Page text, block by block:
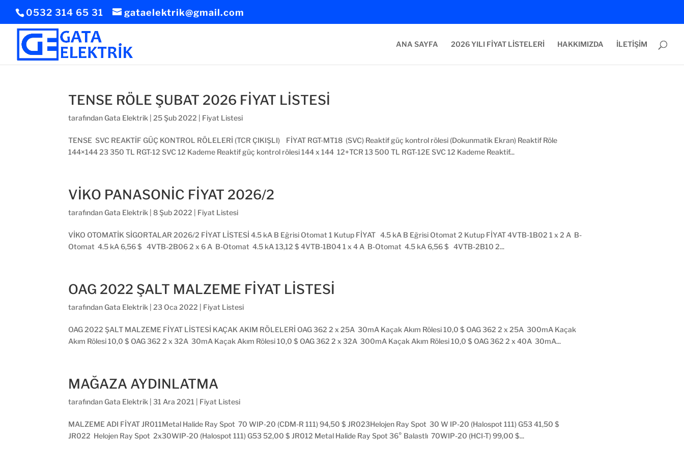
0532 314 65 31 gataelektrik@gmail.com
ANA SAYFA 2026 YILI FİYAT LİSTELERİ HAKKIMIZDA İLETİŞİM
TENSE RÖLE ŞUBAT 2026 FİYAT LİSTESİ
tarafındanGata Elektrik |25 Şub 2022 Fiyat Listesi
TENSE SVC REAKTİF GÜÇ KONTROL RÖLELERİ (TCR ÇIKIŞLI) FİYAT RGT-MT18 (SVC) Reaktif güç kontrol rölesi (Dokunmatik Ekran) Reaktif Röle
144×144 23 350 TL RGT-12 SVC 12 Kademe Reaktif güç kontrol rölesi 144 x 144 12+TCR 13 500 TL RGT-12E SVC 12 Kademe Reaktif...
VİKO PANASONİC FİYAT 2026/2
tarafındanGata Elektrik |8 Şub 2022 Fiyat Listesi
VİKO OTOMATİK SİGORTALAR 2026/2 FİYAT LİSTESİ 4.5 kA B Eğrisi Otomat 1 Kutup FİYAT 4.5 kA B Eğrisi Otomat 2 Kutup FİYAT 4VTB-1B02 1 x 2 A B-
Otomat 4.5 kA 6,56 $ 4VTB-2B06 2 x 6 A B-Otomat 4.5 kA 13,12 $ 4VTB-1B04 1 x 4 A B-Otomat 4.5 kA 6,56 $ 4VTB-2B10 2...
OAG 2022 ŞALT MALZEME FİYAT LİSTESİ
tarafındanGata Elektrik |23 Oca 2022 Fiyat Listesi
OAG 2022 ŞALT MALZEME FİYAT LİSTESİ KAÇAK AKIM RÖLELERİ OAG 362 2 x 25A 30mA Kaçak Akım Rölesi 10,0 $ OAG 362 2 x 25A 300mA Kaçak
Akım Rölesi 10,0 $ OAG 362 2 x 32A 30mA Kaçak Akım Rölesi 10,0 $ OAG 362 2 x 32A 300mA Kaçak Akım Rölesi 10,0 $ OAG 362 2 x 40A 30mA...
MAĞAZA AYDINLATMA
tarafındanGata Elektrik |31 Ara 2021 Fiyat Listesi
MALZEME ADI FİYAT JR011Metal Halide Ray Spot 70 WIP-20 (CDM-R 111) 94,50 $ JR023Helojen Ray Spot 30 W IP-20 (Halospot 111) G53 41,50 $
JR022 Helojen Ray Spot 2x30WIP-20 (Halospot 111) G53 52,00 $ JR012 Metal Halide Ray Spot 36° Balastlı 70WIP-20 (HCI-T) 99,00 $...